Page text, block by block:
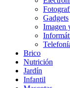
Gadgets
Imagen
Brico
Nutrición
Jardín
Infantil